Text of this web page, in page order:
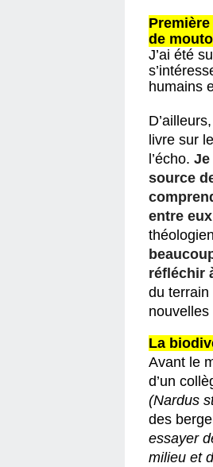
de
J’ai été
humains
livre sur
l’écho.
source
entre eux
réfléchir
du terrain
La
Avant le
(Nardus
des
essayer
milieu et